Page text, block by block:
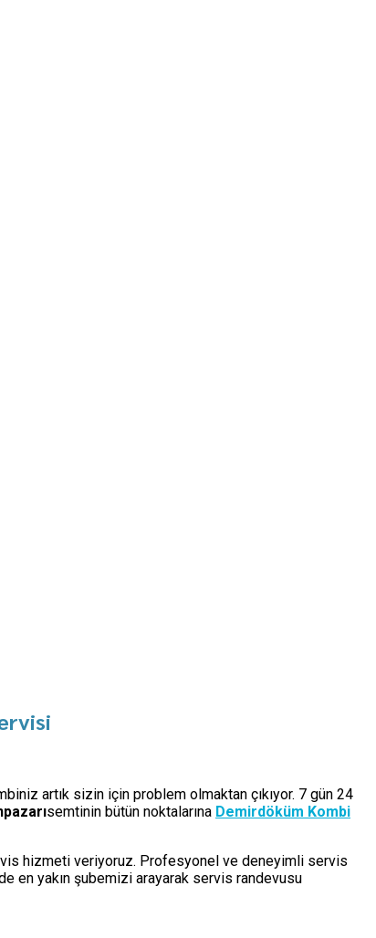
artık sizin için problem olmaktan çıkıyor. 7 gün 24
semtinin bütün noktalarına Demirdöküm Kombi
hizmeti veriyoruz. Profesyonel ve deneyimli servis
en yakın şubemizi arayarak servis randevusu